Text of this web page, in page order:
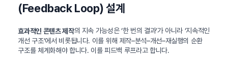
(Feedback Loop) 설계
효과적인 콘텐츠 제작의 지속 가능성은 ‘한 번의 결과’가 아니라 ‘지속적인
개선 구조’에서 비롯됩니다. 이를 위해 제작–분석–개선–재실행의 순환
구조를 체계화해야 합니다. 이를 피드백 루프라고 합니다.